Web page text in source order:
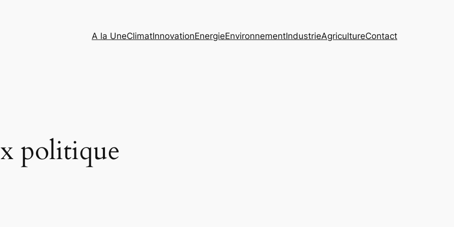
A la UneClimatInnovationEnergieEnvironnementIndustrieAgricultureContact
politique